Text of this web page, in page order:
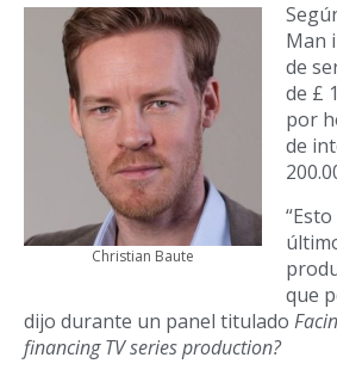
Christian Baute
Man
de
de £
por
de
que
dijo durante un panel titulado
financing TV series production?